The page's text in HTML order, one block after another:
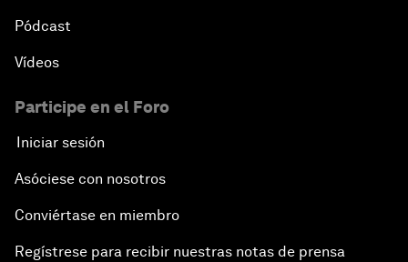
Pódcast
Vídeos
Participe en el Foro
Iniciar sesión
Asóciese con nosotros
Conviértase en miembro
Regístrese para recibir nuestras notas de prensa